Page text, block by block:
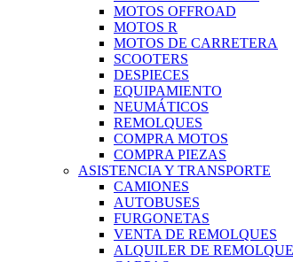
MOTOS OFFROAD
MOTOS R
MOTOS DE CARRETERA
SCOOTERS
DESPIECES
EQUIPAMIENTO
NEUMÁTICOS
REMOLQUES
COMPRA MOTOS
COMPRA PIEZAS
ASISTENCIA Y TRANSPORTE
CAMIONES
AUTOBUSES
FURGONETAS
VENTA DE REMOLQUES
ALQUILER DE